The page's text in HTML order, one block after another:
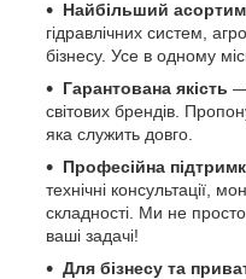
Найбільший
гідравлічних систем,
бізнесу. Усе в одному
Гарантована якість —
світових брендів.
яка служить довго.
Професійна
технічні консультації,
складності. Ми не
ваші задачі!
Для бізнесу та